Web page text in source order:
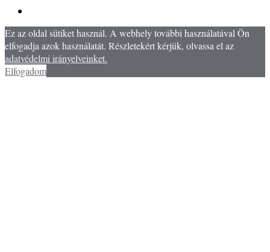
Ez az oldal sütiket használ. A webhely további használatával Ön
elfogadja azok használatát. Részletekért kérjük, olvassa el az
adatvédelmi irányelveinket.
Elfogadom